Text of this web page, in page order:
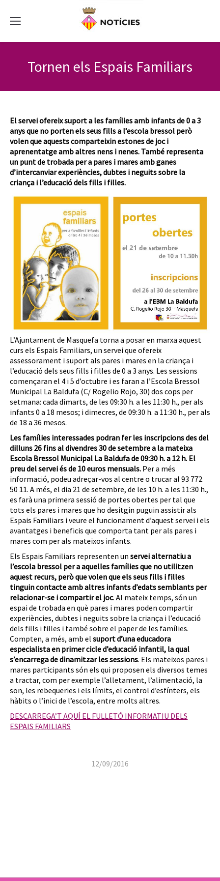
Tornen els Espais Familiars
El servei ofereix suport a les famílies amb infants de 0 a 3
anys que no porten els seus fills a l’escola bressol però
volen que aquests comparteixin estones de joc i
aprenentatge amb altres nens i nenes. També representa
un punt de trobada per a pares i mares amb ganes
d’intercanviar experiències, dubtes i neguits sobre la
criança i l’educació dels fills i filles.
L’Ajuntament de Masquefa torna a posar en marxa aquest
curs els Espais Familiars, un servei que ofereix
assessorament i suport als pares i mares en la criança i
l’educació dels seus fills i filles de 0 a 3 anys. Les sessions
començaran el 4 i 5 d’octubre i es faran a l’Escola Bressol
Municipal La Baldufa (C/ Rogelio Rojo, 30) dos cops per
setmana: cada dimarts, de les 09:30 h. a les 11:30 h., per als
infants 0 a 18 mesos; i dimecres, de 09:30 h. a 11:30 h., per als
de 18 a 36 mesos.
Les famílies interessades podran fer les inscripcions des del
dilluns 26 fins al divendres 30 de setembre a la mateixa
Escola Bressol Municipal La Baldufa de 09:30 h. a 12 h. El
preu del servei és de 10 euros mensuals. Per a més
informació, podeu adreçar-vos al centre o trucar al 93 772
50 11. A més, el dia 21 de setembre, de les 10 h. a les 11:30 h.,
es farà una primera sessió de portes obertes per tal que
tots els pares i mares que ho desitgin puguin assistir als
Espais Familiars i veure el funcionament d’aquest servei i els
avantatges i beneficis que comporta tant per als pares i
mares com per als mateixos infants.
Els Espais Familiars representen un servei alternatiu a
l’escola bressol per a aquelles famílies que no utilitzen
aquest recurs, però que volen que els seus fills i filles
tinguin contacte amb altres infants d’edats semblants per
relacionar-se i compartir el joc. Al mateix temps, són un
espai de trobada en què pares i mares poden compartir
experiències, dubtes i neguits sobre la criança i l’educació
dels fills i filles i també sobre el paper de les famílies.
Compten, a més, amb el suport d’una educadora
especialista en primer cicle d’educació infantil, la qual
s’encarrega de dinamitzar les sessions. Els mateixos pares i
mares participants són els qui proposen els diversos temes
a tractar, com per exemple l’alletament, l’alimentació, la
son, les rebequeries i els límits, el control d’esfínters, els
hàbits o l’inici de l’escola, entre molts altres.
DESCARREGA’T AQUÍ EL FULLETÓ INFORMATIU DELS
ESPAIS FAMILIARS
12/09/2016